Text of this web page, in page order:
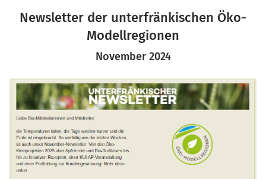
Newsletter der unterfränkischen Öko-
Modellregionen
November 2024